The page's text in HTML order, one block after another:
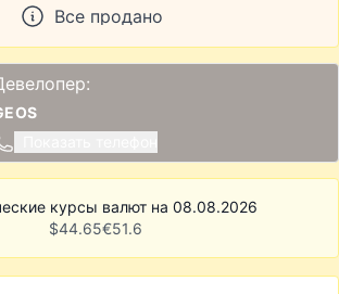
Все продано
курсы валют на 08.08.2026
$44.65€51.6